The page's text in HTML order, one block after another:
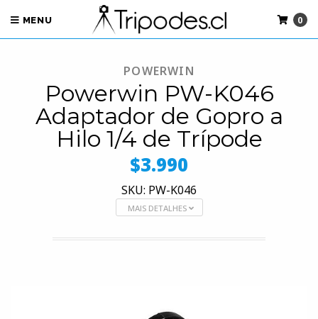
MENU 0
POWERWIN
Powerwin PW-K046
Adaptador de Gopro a
Hilo 1/4 de Trípode
$3.990
SKU: PW-K046
MAIS DETALHES